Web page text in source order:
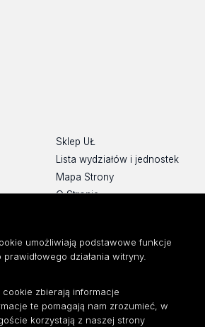
Sklep UŁ
Lista wydziałów i jednostek
Mapa Strony
O Stronie
umożliwiają podstawowe funkcje
działania witryny.
cookie zbierają informacje
te pomagają nam zrozumieć, w
korzystają z naszej strony